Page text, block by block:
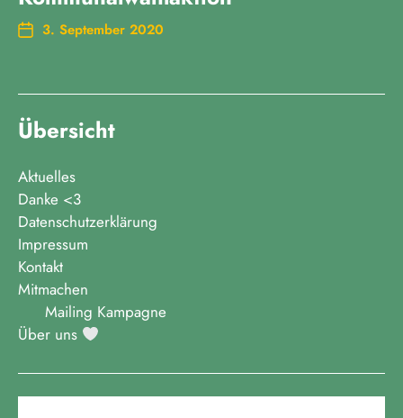
3. September 2020
Übersicht
Aktuelles
Danke <3
Datenschutzerklärung
Impressum
Kontakt
Mitmachen
Mailing Kampagne
Über uns